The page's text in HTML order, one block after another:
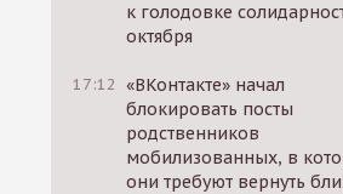
к голодовке
октября
17:12 «ВКонтакте» начал
блокировать посты
родственников
мобилизованных, в
они требуют вернуть